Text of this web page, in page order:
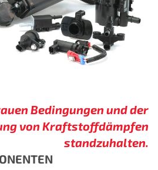
Bedingungen und der
von Kraftstoffdämpfen
standzuhalten.